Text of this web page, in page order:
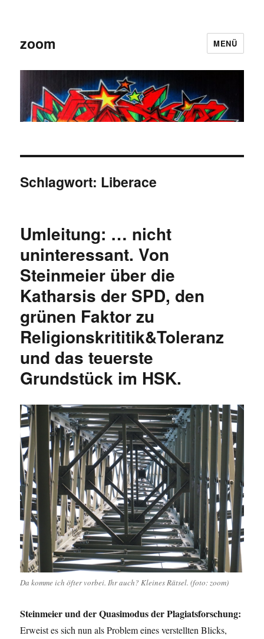
zoom MENÜ
Schlagwort: Liberace
Umleitung: … nicht
uninteressant. Von
Steinmeier über die
Katharsis der SPD, den
grünen Faktor zu
Religionskrititik&Toleranz
und das teuerste
Grundstück im HSK.
Da komme ich öfter vorbei. Ihr auch? Kleines Rätsel. (foto: zoom)
Steinmeier und der Quasimodus der Plagiatsforschung:
Erweist es sich nun als Problem eines verstellten Blicks,